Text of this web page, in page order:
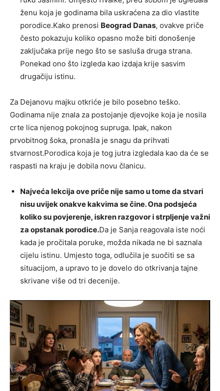
ženu koja je godinama bila uskraćena za dio vlastite
porodice.Kako prenosi Beograd Danas, ovakve priče
često pokazuju koliko opasno može biti donošenje
zaključaka prije nego što se sasluša druga strana.
Ponekad ono što izgleda kao izdaja krije sasvim
drugačiju istinu.
Za Dejanovu majku otkriće je bilo posebno teško.
Godinama nije znala za postojanje djevojke koja je nosila
crte lica njenog pokojnog supruga. Ipak, nakon
prvobitnog šoka, pronašla je snagu da prihvati
stvarnost.Porodica koja je tog jutra izgledala kao da će se
raspasti na kraju je dobila novu članicu.
Najveća lekcija ove priče nije samo u tome da stvari
nisu uvijek onakve kakvima se čine. Ona podsjeća
koliko su povjerenje, iskren razgovor i strpljenje važni
za opstanak porodice.Da je Sanja reagovala iste noći
kada je pročitala poruke, možda nikada ne bi saznala
cijelu istinu. Umjesto toga, odlučila je suočiti se sa
situacijom, a upravo to je dovelo do otkrivanja tajne
skrivane više od tri decenije.